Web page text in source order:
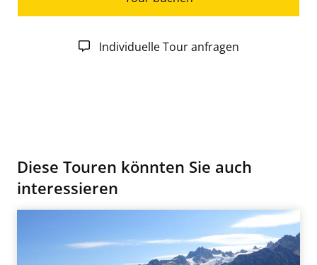
Individuelle Tour anfragen
Diese Touren könnten Sie auch
interessieren